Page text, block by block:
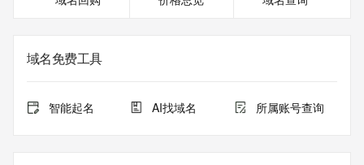
域名免费工具
智能起名 AI找域名 所属账号查询